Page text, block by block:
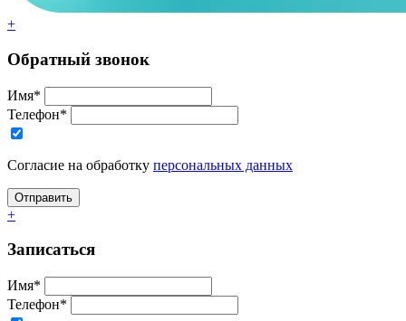
+
Обратный звонок
Имя*
Телефон*
Согласие на обработку персональных данных
+
Записаться
Имя*
Телефон*